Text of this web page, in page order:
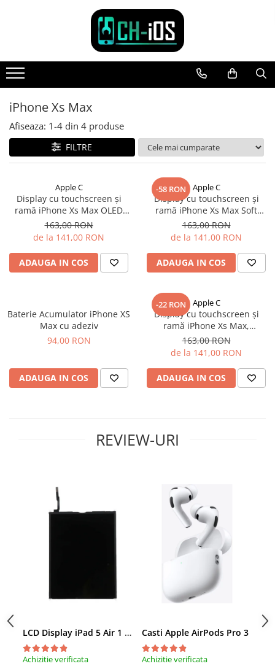
Dispozitive
iPhone
iPhone 11
iPhone 11 Pro Max
iPhone 12 Mini
iPhone 12 Pro Max
iPhone 13
iPhone 13 Mini
iPhone 13 Pro Max
iPhone 14
iPhone 14 Plus
iPhone 14 Pro Max
iPhone 15
iPhone 15 Plus
iPhone 16
iPhone 16 Plus
iPhone 16 Pro Max
iPhone 17 Pro
iPhone 17 Pro Max
iPhone SE 2
Series 10
Series 11
Series 6
Series 7
iPhone Xs Max
Afiseaza: 1-4 din 4 produse
FILTRE
Apple C
Display cu touchscreen și
ramă iPhone Xs Max OLED
original reconditionat
163,00 RON
de la 141,00 RON
ADAUGA IN COS
-58 RON Apple C
Display cu touchscreen și
ramă iPhone Xs Max Soft
OLED
163,00 RON
de la 141,00 RON
ADAUGA IN COS
Baterie Acumulator iPhone XS
Max cu adeziv
94,00 RON
ADAUGA IN COS
-22 RON Apple C
Display cu touchscreen și
ramă iPhone Xs Max,
Aftermarket In-Cell LTPS FHD
1080p
163,00 RON
de la 141,00 RON
ADAUGA IN COS
REVIEW-URI
LCD Display iPad 5 Air 1 A1474 A1475 A1822 A1823 9.7" original reconditionat
Achizitie verificata
Casti Apple AirPods Pro 3
Achizitie verificata